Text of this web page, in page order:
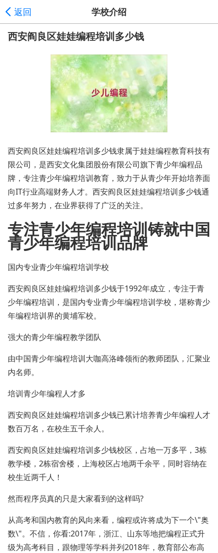
返回 学校介绍
西安阎良区娃娃编程培训多少钱
西安阎良区娃娃编程培训多少钱隶属于娃娃编程教育科技有
限公司，是西安文化集团股份有限公司旗下青少年编程品
牌，专注青少年编程培训教育，致力于从青少年开始培养面
向IT行业高端财务人才。西安阎良区娃娃编程培训多少钱通
过多年努力，在业界获得了广泛的关注。
专注青少年编程培训铸就中国
青少年编程培训品牌
国内专业青少年编程培训学校
西安阎良区娃娃编程培训多少钱于1992年成立，专注于青
少年编程培训，是国内专业青少年编程培训学校，堪称青少
年编程培训界的黄埔军校。
强大的青少年编程教学团队
由中国青少年编程培训大咖高洛峰领衔的教师团队，汇聚业
内名师。
培训青少年编程人才多
西安阎良区娃娃编程培训多少钱已累计培养青少年编程人才
数百万名，在校生五千余人。
西安阎良区娃娃编程培训多少钱校区，占地一万多平，3栋
教学楼，2栋宿舍楼，上海校区占地两千余平，同时容纳在
校生近两千人！
然而程序员真的只是大家看到的这样吗?
从高考和国内教育的风向来看，编程或许将成为下一个\"奥
数\"。不信，你看:2017年，浙江、山东等地把编程正式升
级为高考科目，跟物理等学科并列2018年，教育部公布高